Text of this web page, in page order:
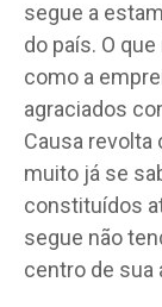
segue a
do país. O
como a
agraciados
Causa revolta
muito já se
constituídos
segue não
centro de sua